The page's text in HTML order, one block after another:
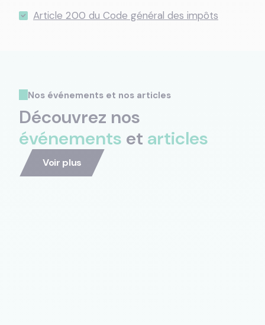
Article 200 du Code général des impôts
Nos événements et nos articles
Découvrez nos
événements et articles
Voir plus